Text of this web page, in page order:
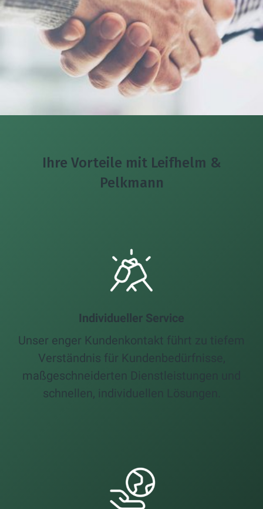
Ihre Vorteile mit Leifhelm &
Pelkmann
Individueller Service
Unser enger Kundenkontakt führt zu tiefem
Verständnis für Kundenbedürfnisse,
maßgeschneiderten Dienstleistungen und
schnellen, individuellen Lösungen.